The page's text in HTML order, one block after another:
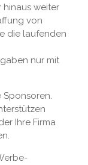
weiter
von
die laufenden
nur mit
Sponsoren.
Ihre Firma